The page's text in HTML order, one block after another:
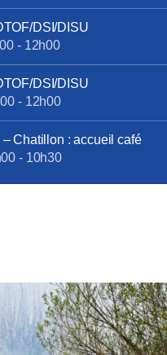
bénéficieront des mêmes
DSI/DISU
- 12h00
DSI/DISU
- 12h00
Chatillon : accueil café
- 10h30